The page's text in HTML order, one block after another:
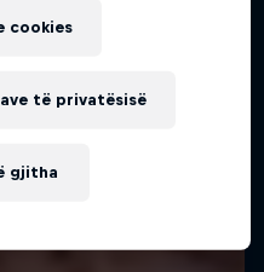
cookies
gjitha
të privatësisë